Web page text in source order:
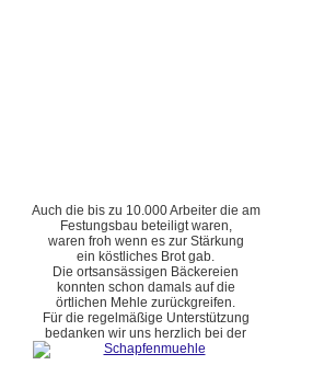
Auch die bis zu 10.000 Arbeiter die am
Festungsbau beteiligt waren,
waren froh wenn es zur Stärkung
ein köstliches Brot gab.
Die ortsansässigen Bäckereien
konnten schon damals auf die
örtlichen Mehle zurückgreifen.
Für die regelmäßige Unterstützung
bedanken wir uns herzlich bei der